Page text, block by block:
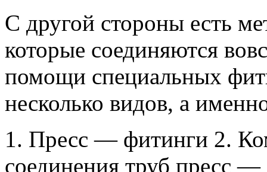
С другой стороны есть
которые соединяются
помощи специальных
несколько видов, а
1. Пресс — фитинги 2.
соединения труб пресс